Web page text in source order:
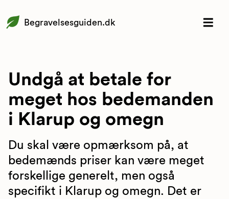
Begravelsesguiden.dk
Undgå at betale for
meget hos bedemanden
i Klarup og omegn
Du skal være opmærksom på, at
bedemænds priser kan være meget
forskellige generelt, men også
specifikt i Klarup og omegn. Det er